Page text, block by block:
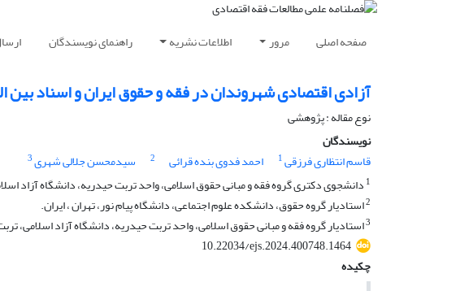
صفحه اصلی مرور اطلاعات نشریه راهنمای نویسندگان
آزادی اقتصادی شهروندان در فقه و حقوق ایران و اسناد بین
نوع مقاله : پژوهشی
نویسندگان
قاسم انتظاری فرزقی1 احمد فدوی بنده قرائی 2 سیدمحسن جلالی شهری3
1 دانشجوی دکتری گروه فقه و مبانی حقوق اسلامی، واحد تربت حیدریه، دانشگاه آزاد
2استادیار گروه حقوق، دانشکده علوم اجتماعی، دانشگاه پیام نور، تهران ، ایران.
3استادیار گروه فقه و مبانی حقوق اسلامی، واحد تربت حیدریه، دانشگاه آزاد اسلامی،
10.22034/ejs.2024.400748.1464
چکیده